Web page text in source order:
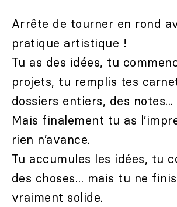
Arrête de tourner en rond
pratique artistique !
Tu as des idées, tu
projets, tu remplis tes
dossiers entiers, des notes...
Mais finalement tu as
rien n’avance.
Tu accumules les idées, tu
des choses… mais tu ne
vraiment solide.